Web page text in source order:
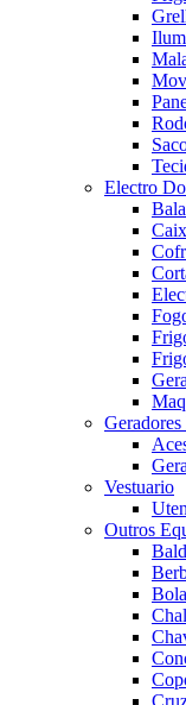
Electro
Vestuario
Outros